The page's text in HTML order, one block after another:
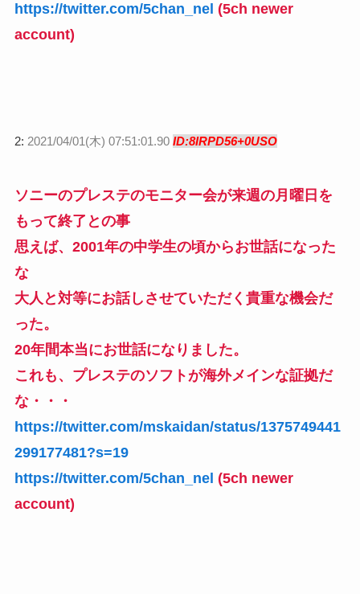
https://twitter.com/5chan_nel (5ch newer
account)
2: 2021/04/01(木) 07:51:01.90 ID:8IRPD56+0USO
ソニーのプレステのモニター会が来週の月曜日を
もって終了との事
思えば、2001年の中学生の頃からお世話になった
な
大人と対等にお話しさせていただく貴重な機会だ
った。
20年間本当にお世話になりました。
これも、プレステのソフトが海外メインな証拠だ
な・・・
https://twitter.com/mskaidan/status/1375749441
299177481?s=19
https://twitter.com/5chan_nel (5ch newer
account)